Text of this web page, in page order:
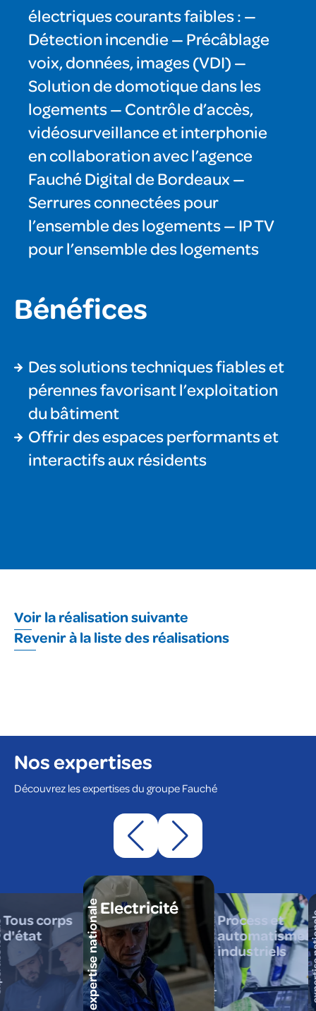
électriques courants faibles : —
Détection incendie — Précâblage
voix, données, images (VDI) —
Solution de domotique dans les
logements — Contrôle d’accès,
vidéosurveillance et interphonie
en collaboration avec l’agence
Fauché Digital de Bordeaux —
Serrures connectées pour
l’ensemble des logements — IP TV
pour l’ensemble des logements
Bénéfices
Des solutions techniques fiables et
pérennes favorisant l’exploitation
du bâtiment
Offrir des espaces performants et
interactifs aux résidents
Revenir à la liste des réalisations
Voir la réalisation suivante
Nos expertises
Découvrez les expertises du groupe Fauché
Tous corps
d'état
Electricité
expertise nationale
Process et
automatismes
industriels
expertise nationale